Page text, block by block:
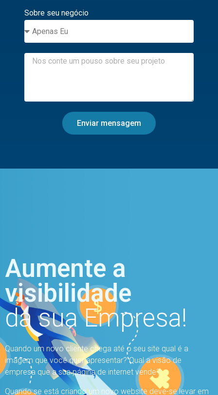
Sobre seu negócio
Enviar mensagem
Aumente a
visibilidade
da sua Empresa!
Quando um novo cliente chega até o seu site qual é a
imagem que você quer apresentar? Qual a visão de
empresa que a sua página de internet vende?
Quando se está criando um novo website deve-se levar em